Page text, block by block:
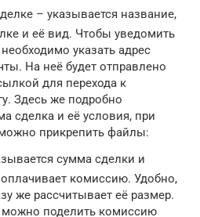
– указывается название,
и её вид. Чтобы уведомить
указать адрес
На неё будет отправлено
для перехода к
Здесь же подробно
сделка и её условия, при
прикрепить файлы:
сумма сделки и
оплачивает комиссию. Удобно,
же рассчитывает её размер.
поделить комиссию